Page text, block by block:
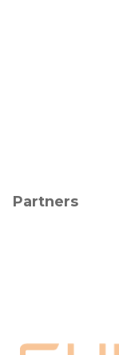
Partners